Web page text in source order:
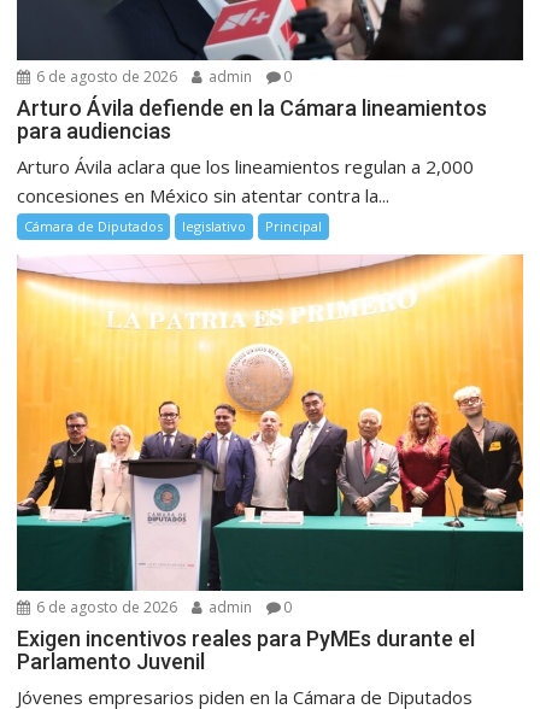
6 de agosto de 2026 admin 0
Arturo Ávila defiende en la Cámara lineamientos
para audiencias
Arturo Ávila aclara que los lineamientos regulan a 2,000
concesiones en México sin atentar contra la...
Cámara de Diputados legislativo Principal
6 de agosto de 2026 admin 0
Exigen incentivos reales para PyMEs durante el
Parlamento Juvenil
Jóvenes empresarios piden en la Cámara de Diputados